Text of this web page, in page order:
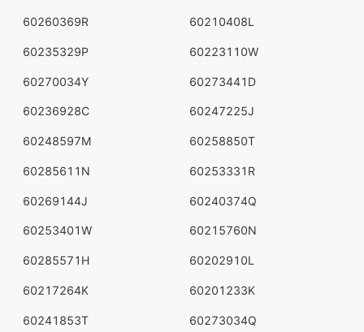
60260369R 60210408L
60235329P 60223110W
60270034Y 60273441D
60236928C 60247225J
60248597M 60258850T
60285611N 60253331R
60269144J 60240374Q
60253401W 60215760N
60285571H 60202910L
60217264K 60201233K
60241853T 60273034Q